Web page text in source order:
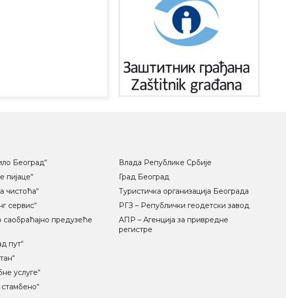
Београд“
пијаце“
чистоћа“
сервис“
саобраћајно предузеће
пут“
услуге“
Влада Републике Србије
Град Београд
Туристичка организација Београда
РГЗ – Републички геодетски завод
АПР – Агенција за привредне
регистре